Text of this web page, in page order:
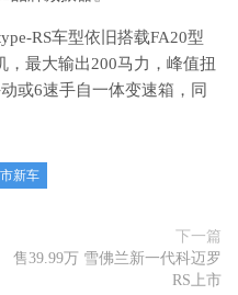
RS车型依旧搭载FA20型
，最大输出200马力，峰值扭
或6速手自一体变速箱，同
新车
下一篇
售39.99万 雪佛兰新一代科迈罗
RS上市